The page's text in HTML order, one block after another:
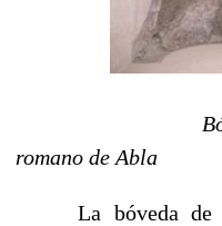
romano de Abla
La bóveda de